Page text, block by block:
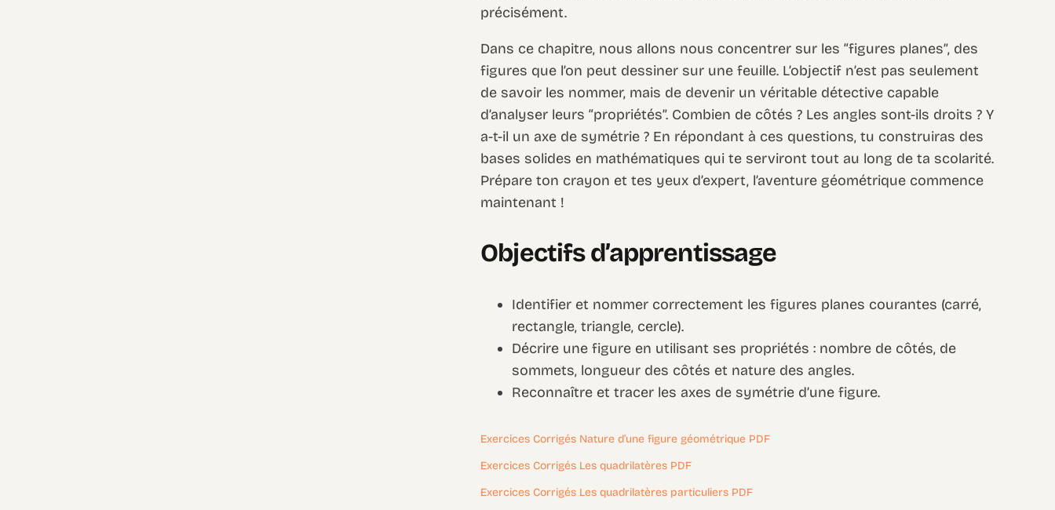
précisément.
Dans ce chapitre, nous allons nous concentrer sur les “figures planes”, des
figures que l’on peut dessiner sur une feuille. L’objectif n’est pas seulement
de savoir les nommer, mais de devenir un véritable détective capable
d’analyser leurs “propriétés”. Combien de côtés ? Les angles sont-ils droits ? Y
a-t-il un axe de symétrie ? En répondant à ces questions, tu construiras des
bases solides en mathématiques qui te serviront tout au long de ta scolarité.
Prépare ton crayon et tes yeux d’expert, l’aventure géométrique commence
maintenant !
Objectifs d’apprentissage
Identifier et nommer correctement les figures planes courantes (carré,
rectangle, triangle, cercle).
Décrire une figure en utilisant ses propriétés : nombre de côtés, de
sommets, longueur des côtés et nature des angles.
Reconnaître et tracer les axes de symétrie d’une figure.
Exercices Corrigés Nature d’une figure géométrique PDF
Exercices Corrigés Les quadrilatères PDF
Exercices Corrigés Les quadrilatères particuliers PDF